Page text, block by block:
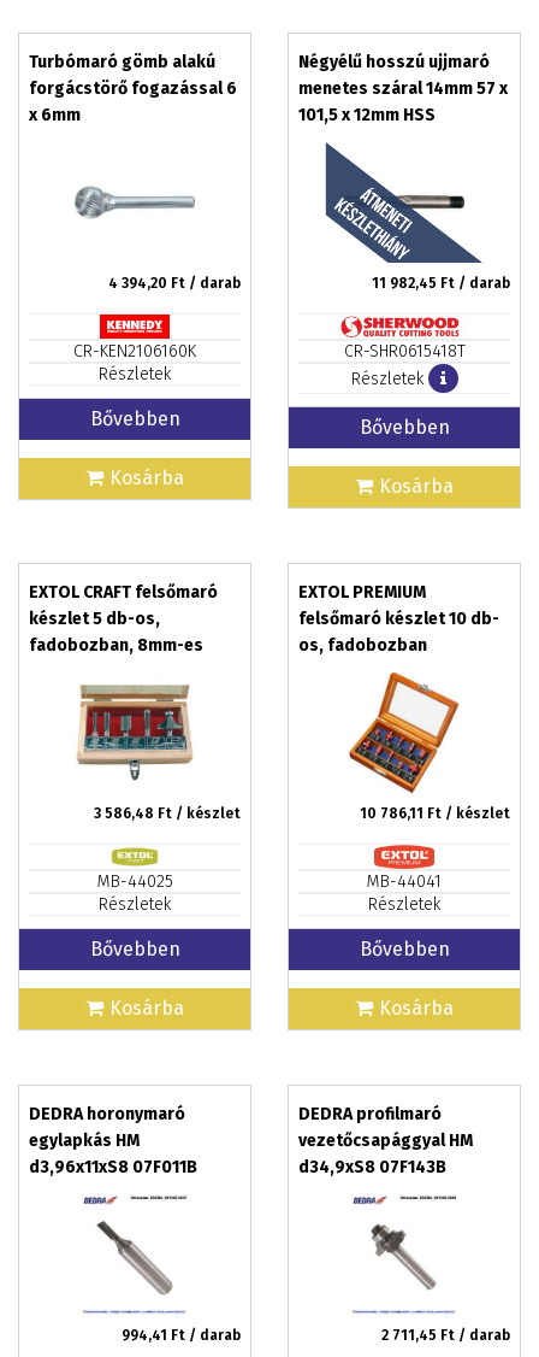
Turbómaró gömb alakú
forgácstörő fogazással 6
x 6mm
4 394,20 Ft / darab
CR-KEN2106160K
Részletek
Bővebben
Kosárba
Négyélű hosszú ujjmaró
menetes száral 14mm 57 x
101,5 x 12mm HSS
11 982,45 Ft / darab
CR-SHR0615418T
Részletek
Bővebben
Kosárba
EXTOL CRAFT felsőmaró
készlet 5 db-os,
fadobozban, 8mm-es
3 586,48 Ft / készlet
MB-44025
Részletek
Bővebben
Kosárba
EXTOL PREMIUM
felsőmaró készlet 10 db-
os, fadobozban
10 786,11 Ft / készlet
MB-44041
Részletek
Bővebben
Kosárba
DEDRA horonymaró
egylapkás HM
d3,96x11xS8 07F011B
994,41 Ft / darab
DEDRA profilmaró
vezetőcsapággyal HM
d34,9xS8 07F143B
2 711,45 Ft / darab